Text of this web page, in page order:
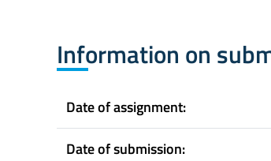
Information on
Date of assignment:
Date of submission: